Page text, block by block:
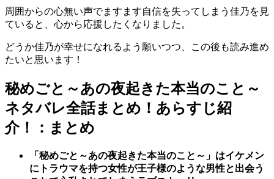
周囲からの心無い声でますます自信を失ってしまう佳乃を見
ていると、心から応援したくなりました。
どうか佳乃が幸せになれるよう願いつつ、この後も読み進め
たいと思います！
秘めごと～あの夜起きた本当のこと～
ネタバレ全話まとめ！あらすじ紹
介！：まとめ
「秘めごと～あの夜起きた本当のこと～」はイケメン
にトラウマを持つ女性が王子様のような男性と出会う